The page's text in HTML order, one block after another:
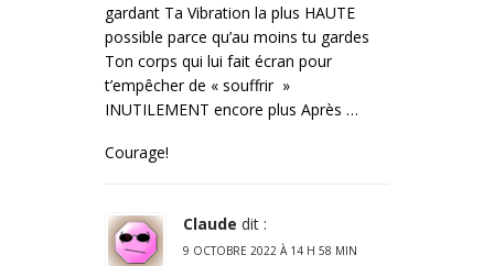
gardant Ta Vibration la plus HAUTE
possible parce qu’au moins tu gardes
Ton corps qui lui fait écran pour
t’empêcher de « souffrir »
INUTILEMENT encore plus Après …
Courage!
Claude dit :
9 OCTOBRE 2022 À 14 H 58 MIN